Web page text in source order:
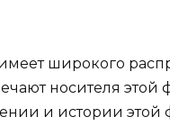
широкого
носителя
и истории этой